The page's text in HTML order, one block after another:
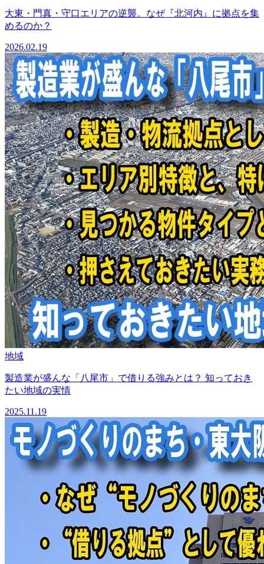
大東・門真・守口エリアの逆襲。なぜ『北河内』に拠点を集
めるのか？
2026.02.19
地域
製造業が盛んな「八尾市」で借りる強みとは？ 知っておき
たい地域の実情
2025.11.19